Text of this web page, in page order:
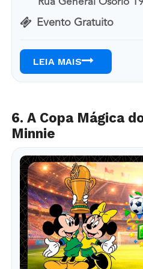
Rua General Osório
Evento Gratuito
LEIA MAIS
6. A Copa Mágica
Minnie